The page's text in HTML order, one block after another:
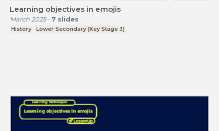
Learning objectives in emojis
March 2025- 7 slides
History Lower Secondary (Key Stage 3)